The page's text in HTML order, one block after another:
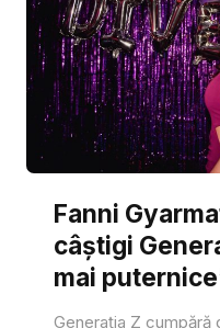
Fanni
câștigi
mai
Generația Z